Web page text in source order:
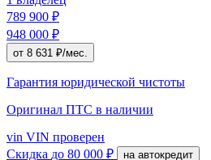
789 900 ₽
948 000 ₽
от 8 631 ₽/мес.
Гарантия юридической чистоты
Оригинал ПТС в наличии
vin VIN проверен
Скидка до 80 000 ₽ на автокредит